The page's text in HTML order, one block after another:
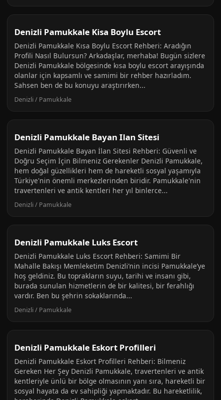
Denizli Pamukkale Kisa Boylu Escort
Denizli Pamukkale Kısa Boylu Escort Rehberi: Aradığın
Profili Nasıl Bulursun? Arkadaşlar, merhaba! Bugün sizlere
Denizli Pamukkale bölgesinde kısa boylu escort arayışında
olanlar için kapsamlı ve samimi bir rehber hazırladım.
Sahsen ben de bu konuyu araştırırken...
Denizli / Pamukkale
Denizli Pamukkale Bayan Ilan Sitesi
Denizli Pamukkale Bayan İlan Sitesi Rehberi: Güvenli ve
Doğru Seçim İçin Bilmeniz Gerekenler Denizli Pamukkale,
hem doğal güzellikleri hem de hareketli sosyal yaşamıyla
Türkiye'nin önemli merkezlerinden biridir. Pamukkale'nin
travertenleri ve antik kentleri her yıl binlerce...
Denizli / Pamukkale
Denizli Pamukkale Luks Escort
Denizli Pamukkale Luks Escort Rehberi: Samimi Bir
Mahalle Bakışı Memleketim Denizli’nin incisi Pamukkale’ye
hoş geldiniz. Bu toprakların suyu, tarihi ve insanı gibi,
burada sunulan hizmetlerin de bir kalitesi, bir ferahlığı
vardır. Ben bu şehrin sokaklarında...
Denizli / Pamukkale
Denizli Pamukkale Eskort Profilleri
Denizli Pamukkale Eskort Profilleri Rehberi: Bilmeniz
Gereken Her Şey Denizli Pamukkale, travertenleri ve antik
kentleriyle ünlü bir bölge olmasının yanı sıra, hareketli bir
sosyal hayata da ev sahipliği yapmaktadır. Bu hareketlilik,